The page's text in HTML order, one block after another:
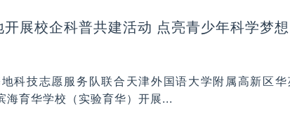
展校企科普共建活动 点亮青少年科学梦想
科技志愿服务队联合天津外国语大学附属高新区华
海育华学校（实验育华）开展...